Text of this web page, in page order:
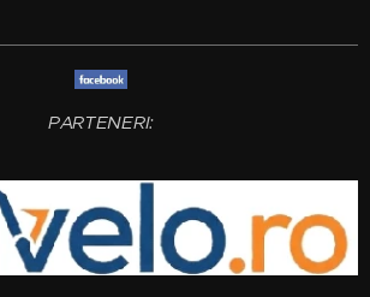
PARTENERI: